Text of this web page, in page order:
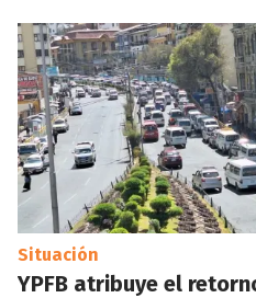
Situación
YPFB atribuye el